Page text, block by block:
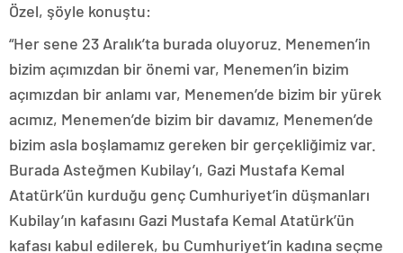
Özel, şöyle konuştu:
“Her sene 23 Aralık’ta burada oluyoruz. Menemen’in
bizim açımızdan bir önemi var, Menemen’in bizim
açımızdan bir anlamı var, Menemen’de bizim bir yürek
acımız, Menemen’de bizim bir davamız, Menemen’de
bizim asla boşlamamız gereken bir gerçekliğimiz var.
Burada Asteğmen Kubilay’ı, Gazi Mustafa Kemal
Atatürk’ün kurduğu genç Cumhuriyet’in düşmanları
Kubilay’ın kafasını Gazi Mustafa Kemal Atatürk’ün
kafası kabul edilerek, bu Cumhuriyet’in kadına seçme